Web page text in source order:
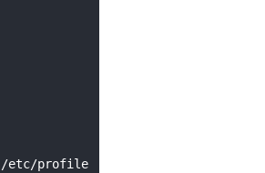
/etc/profile